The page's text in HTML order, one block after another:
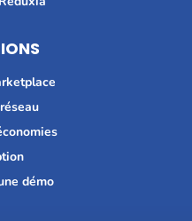
démo